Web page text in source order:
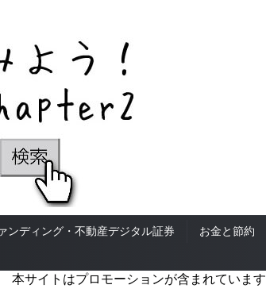
ンディング・不動産デジタル証券 お金と節約
本サイトはプロモーションが含まれています